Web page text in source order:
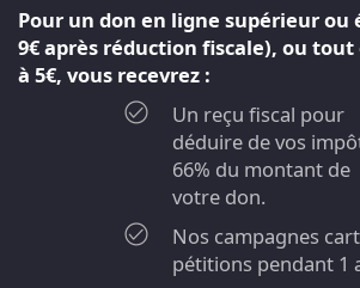
Pour un don en ligne supérieur ou
9€ après réduction fiscale), ou
à 5€, vous recevrez :
Un reçu fiscal pour
déduire de vos
66% du montant de
votre don.
Nos campagnes
pétitions pendant 1